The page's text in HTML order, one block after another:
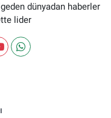
dünyadan haberler
lider